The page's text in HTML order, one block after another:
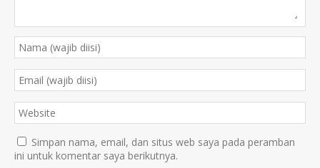
Simpan nama, email, dan situs web saya pada peramban
ini untuk komentar saya berikutnya.